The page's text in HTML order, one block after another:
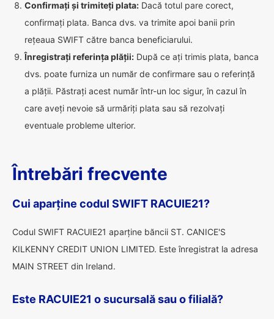
Confirmați și trimiteți plata: Dacă totul pare corect,
confirmați plata. Banca dvs. va trimite apoi banii prin
rețeaua SWIFT către banca beneficiarului.
Înregistrați referința plății: După ce ați trimis plata, banca
dvs. poate furniza un număr de confirmare sau o referință
a plății. Păstrați acest număr într-un loc sigur, în cazul în
care aveți nevoie să urmăriți plata sau să rezolvați
eventuale probleme ulterior.
Întrebări frecvente
Cui aparține codul SWIFT RACUIE21?
Codul SWIFT RACUIE21 aparține băncii ST. CANICE'S
KILKENNY CREDIT UNION LIMITED. Este înregistrat la adresa
MAIN STREET din Ireland.
Este RACUIE21 o sucursală sau o filială?